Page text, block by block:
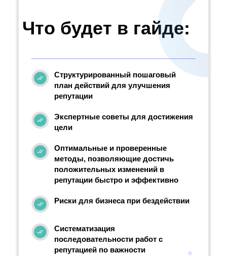
Что будет в гайде:
Структурированный пошаговый
план действий для улучшения
репутации
Экспертные советы для достижения
цели
Оптимальные и проверенные
методы, позволяющие достичь
положительных изменений в
репутации быстро и эффективно
Риски для бизнеса при бездействии
Систематизация
последовательности работ с
репутацией по важности